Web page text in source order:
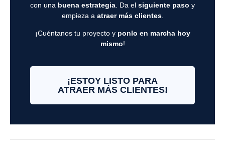
con una buena estrategia . Da el siguiente paso y
empieza a atraer más clientes.
¡Cuéntanos tu proyecto y ponlo en marcha hoy
mismo!
¡ESTOY LISTO PARA
ATRAER MÁS CLIENTES!